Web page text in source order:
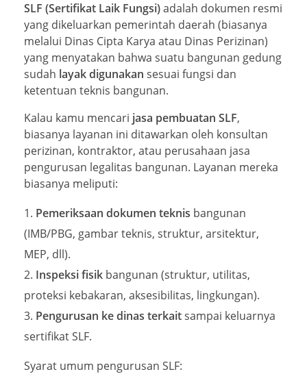
SLF (Sertifikat Laik Fungsi)adalah dokumen resmi
yang dikeluarkan pemerintah daerah (biasanya
melalui Dinas Cipta Karya atau Dinas Perizinan)
yang menyatakan bahwa suatu bangunan gedung
sudah layak digunakan sesuai fungsi dan
ketentuan teknis bangunan.
Kalau kamu mencari jasa pembuatan SLF,
biasanya layanan ini ditawarkan oleh konsultan
perizinan, kontraktor, atau perusahaan jasa
pengurusan legalitas bangunan. Layanan mereka
biasanya meliputi:
Pemeriksaan dokumen teknis bangunan
(IMB/PBG, gambar teknis, struktur, arsitektur,
MEP, dll).
Inspeksi fisik bangunan (struktur, utilitas,
proteksi kebakaran, aksesibilitas, lingkungan).
Pengurusan ke dinas terkaitsampai keluarnya
sertifikat SLF.
Syarat umum pengurusan SLF: